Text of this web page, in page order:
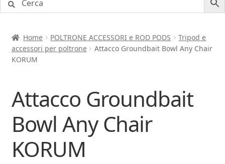
Home POLTRONE ACCESSORI e ROD PODS
Tripod e
accessori per poltrone
Attacco Groundbait Bowl Any Chair
KORUM
Attacco Groundbait
Bowl Any Chair
KORUM